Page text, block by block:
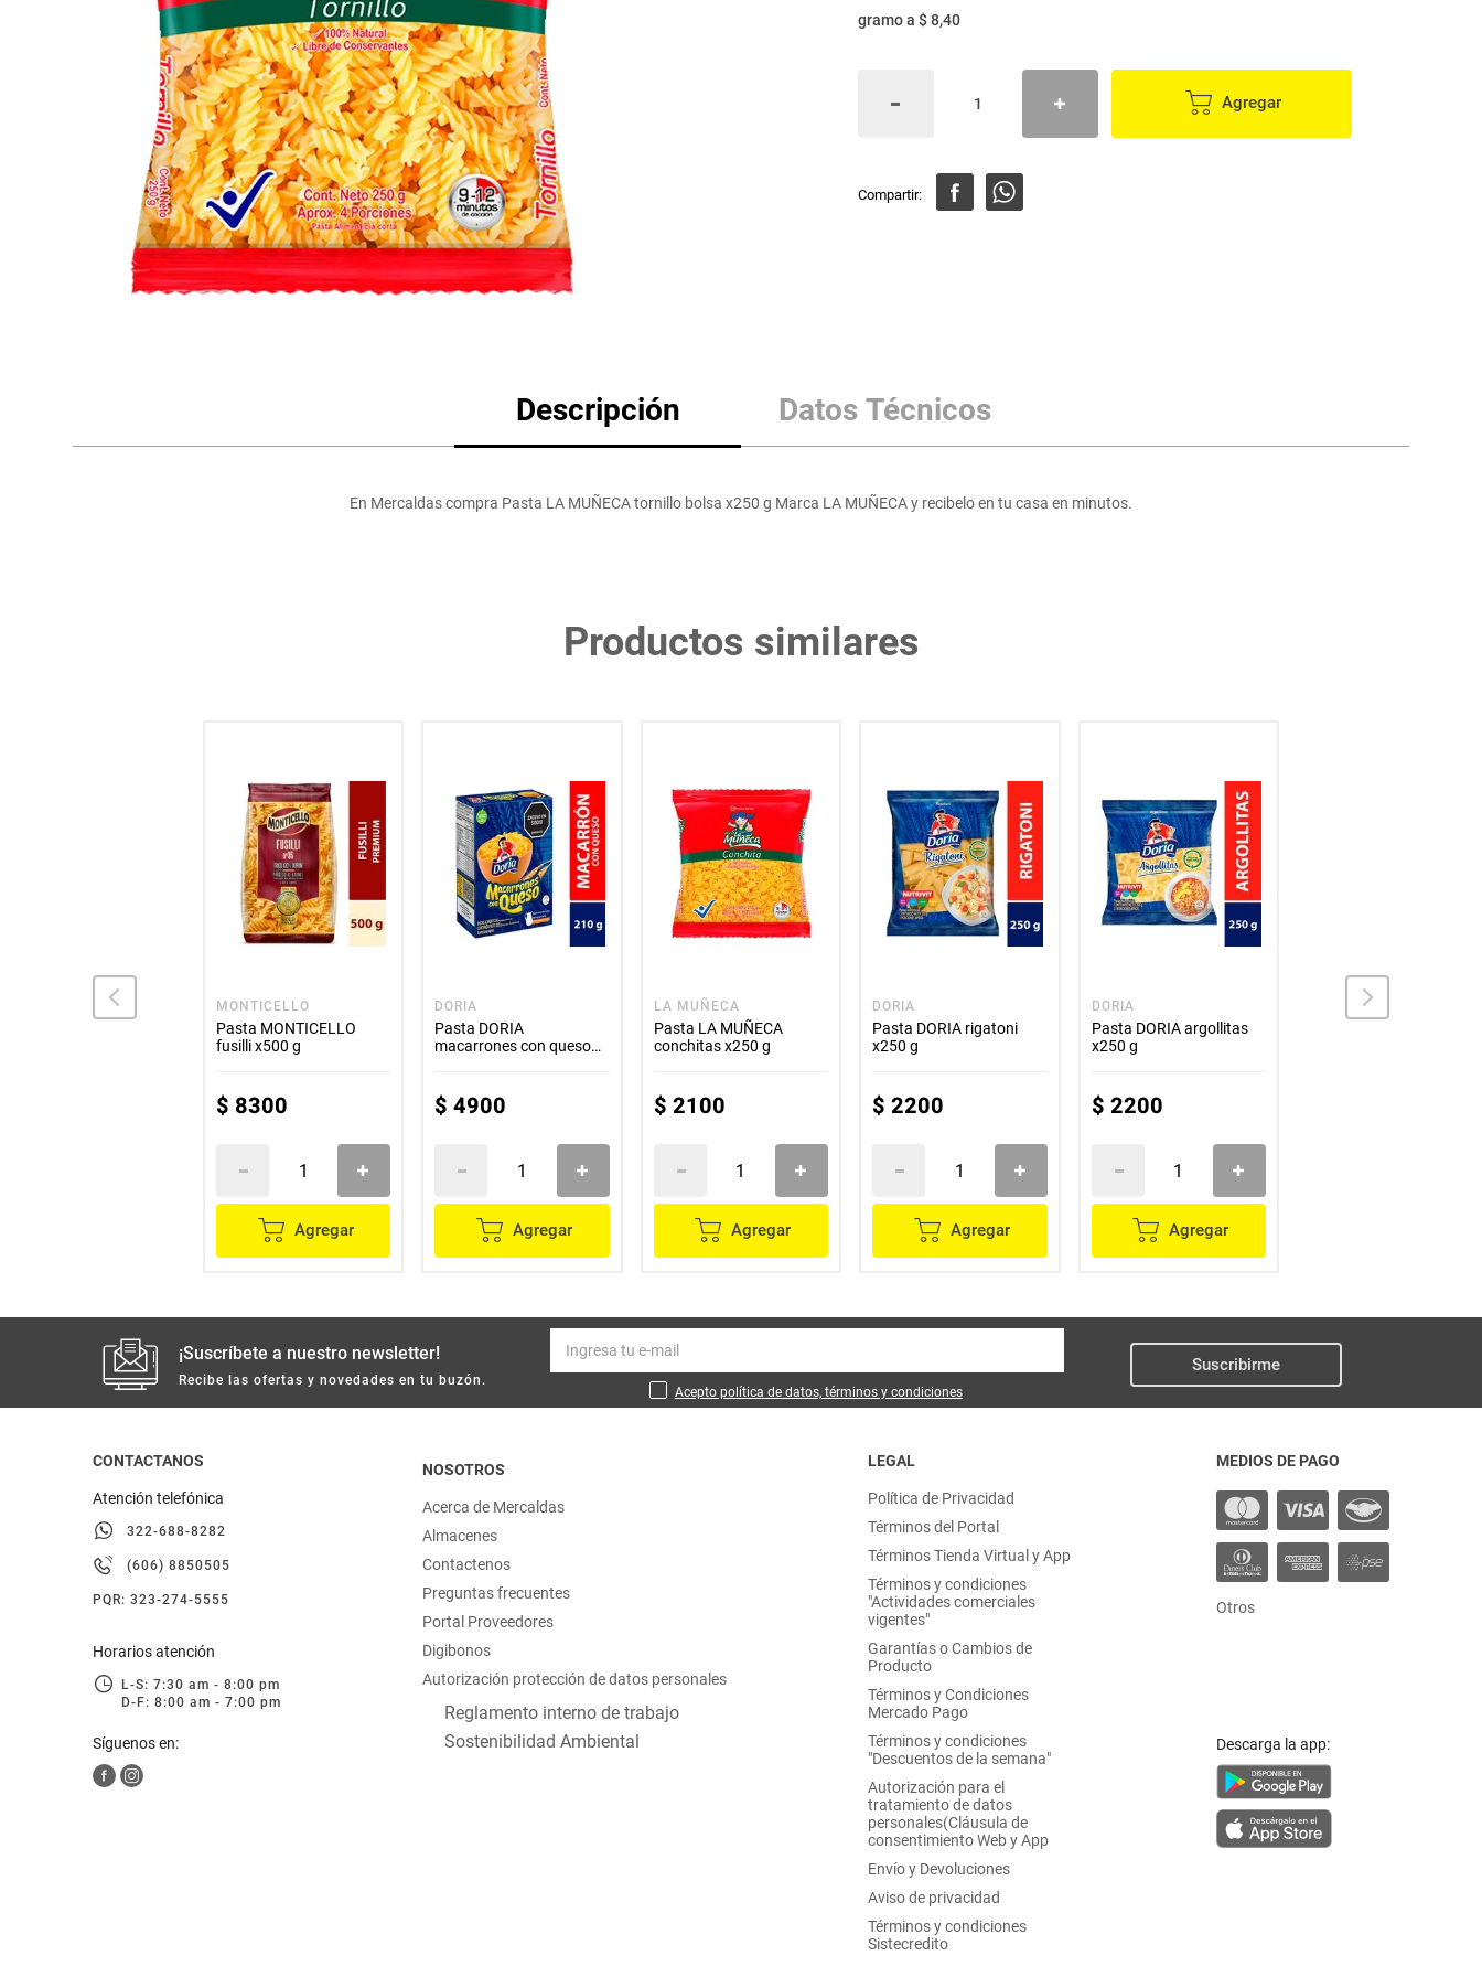
lácteos y refrigerados
vinos y licores
cuidado del bebé
mascotas
otros
gramoa $ 8,40
Agregar
Descripción Datos Técnicos
En Mercaldas compra Pasta LA MUÑECA tornillo bolsa x250 g Marca LA MUÑECA y recibelo en tu casa en minutos.
Productos similares
MONTICELLO
Pasta MONTICELLO
fusilli x500 g
$ 8300
Agregar
DORIA
Pasta DORIA
macarrones con queso
$ 4900
Agregar
LA MUÑECA
Pasta LA MUÑECA
conchitas x250 g
$ 2100
Agregar
DORIA
Pasta DORIA rigatoni
x250 g
$ 2200
Agregar
DORIA
Pasta DORIA argollitas
x250 g
$ 2200
Agregar
CONZAZONI
¡Suscríbete a nuestro newsletter!
Recibe las ofertas y novedades en tu buzón.
Acepto política de datos, términos y condiciones
Suscribirme
CONTACTANOS
Atención telefónica
322-688-8282
(606) 8850505
PQR: 323-274-5555
Horarios atención
L-S: 7:30 am - 8:00 pm
D-F: 8:00 am - 7:00 pm
Síguenos en:
NOSOTROS
Acerca de Mercaldas
Almacenes
Contactenos
Preguntas frecuentes
Portal Proveedores
Digibonos
Autorización protección de datos personales
Reglamento interno de trabajo
Sostenibilidad Ambiental
LEGAL
Política de Privacidad
Términos del Portal
Términos Tienda Virtual y App
Términos y condiciones
"Actividades comerciales
vigentes"
Garantías o Cambios de
Producto
Términos y Condiciones
Mercado Pago
Términos y condiciones
"Descuentos de la semana"
Autorización para el
tratamiento de datos
personales(Cláusula de
consentimiento Web y App
Envío y Devoluciones
Aviso de privacidad
Términos y condiciones
Sistecredito
MEDIOS DE PAGO
Otros
Descarga la app:
Mantequilla